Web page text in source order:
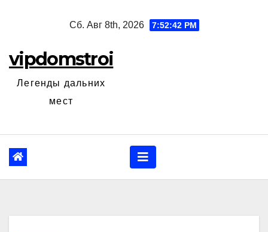
Сб. Авг 8th, 2026 7:52:43 PM
vipdomstroi
Легенды дальних
мест